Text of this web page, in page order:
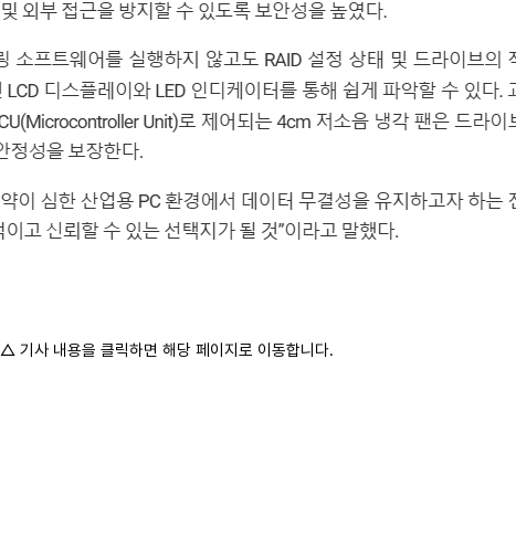
△ 기사 내용을 클릭하면 해당 페이지로 이동합니다.